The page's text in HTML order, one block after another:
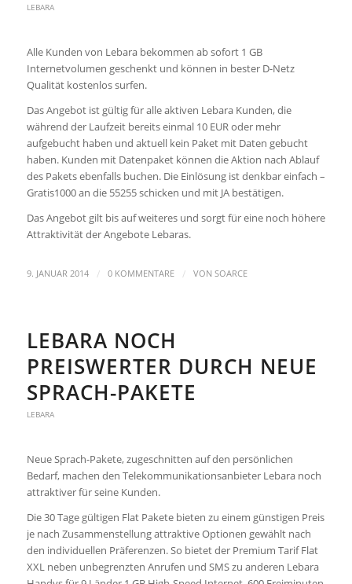
LEBARA
Alle Kunden von Lebara bekommen ab sofort 1 GB
Internetvolumen geschenkt und können in bester D-Netz
Qualität kostenlos surfen.
Das Angebot ist gültig für alle aktiven Lebara Kunden, die
während der Laufzeit bereits einmal 10 EUR oder mehr
aufgebucht haben und aktuell kein Paket mit Daten gebucht
haben. Kunden mit Datenpaket können die Aktion nach Ablauf
des Pakets ebenfalls buchen. Die Einlösung ist denkbar einfach –
Gratis1000 an die 55255 schicken und mit JA bestätigen.
Das Angebot gilt bis auf weiteres und sorgt für eine noch höhere
Attraktivität der Angebote Lebaras.
9. JANUAR 2014 / 0 KOMMENTARE / VON SOARCE
LEBARA NOCH
PREISWERTER DURCH NEUE
SPRACH-PAKETE
LEBARA
Neue Sprach-Pakete, zugeschnitten auf den persönlichen
Bedarf, machen den Telekommunikationsanbieter Lebara noch
attraktiver für seine Kunden.
Die 30 Tage gültigen Flat Pakete bieten zu einem günstigen Preis
je nach Zusammenstellung attraktive Optionen gewählt nach
den individuellen Präferenzen. So bietet der Premium Tarif Flat
XXL neben unbegrenzten Anrufen und SMS zu anderen Lebara